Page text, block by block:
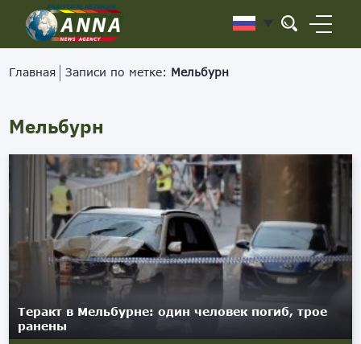
Главная Записи по метке: Мельбурн
Мельбурн
Теракт в Мельбурне: один человек погиб, трое
ранены